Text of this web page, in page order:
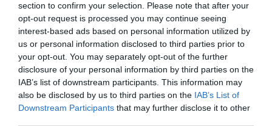
section to confirm your selection. Please note that after your
opt-out request is processed you may continue seeing
interest-based ads based on personal information utilized by
us or personal information disclosed to third parties prior to
your opt-out. You may separately opt-out of the further
disclosure of your personal information by third parties on the
IAB’s list of downstream participants. This information may
also be disclosed by us to third parties on the IAB’s List of
Downstream Participants that may further disclose it to other
Πού θα γίνει το επόμενο πανηγύρι
στην Εύβοια με τη Μαρία Νομικού
10.08.2026 | 13:00
e-ΕΦΚΑ και ΔΥΠΑ: Ποιοι θα
πάρουν λεφτά τις επόμενες
ημέρες
Εύβοια: Έκαιγε
σκουπίδια και του
ήρθε… «καυτό»
πρόστιμο 2.625 ευρώ
Πέθανε ο γνωστός
συγγραφέας Στέλιος
Ράμφος